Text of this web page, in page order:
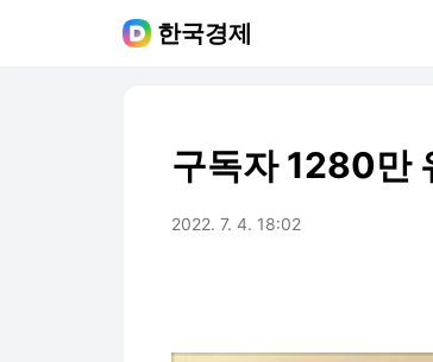
한국경제
구독자 1280만
2022. 7. 4. 18:02